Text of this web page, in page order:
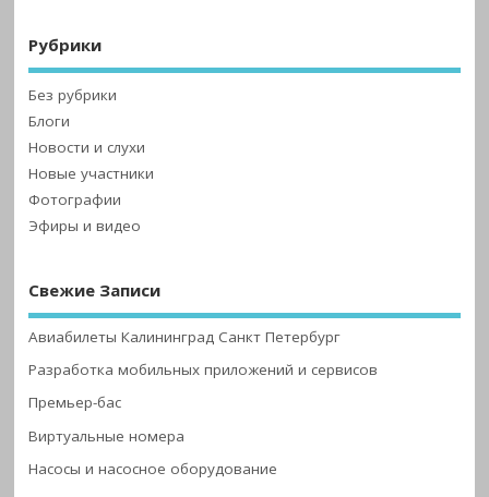
Рубрики
Без рубрики
Блоги
Новости и слухи
Новые участники
Фотографии
Эфиры и видео
Свежие Записи
Авиабилеты Калининград Санкт Петербург
Разработка мобильных приложений и сервисов
Премьер-бас
Виртуальные номера
Насосы и насосное оборудование